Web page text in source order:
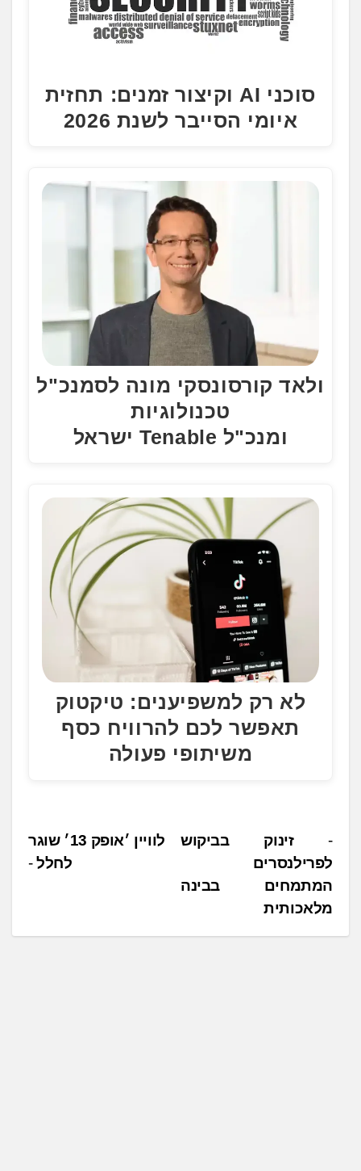
סוכני AI וקיצור זמנים: תחזית
איומי הסייבר לשנת 2026
ולאד קורסונסקי מונה לסמנכ"ל
טכנולוגיות
ומנכ"ל Tenable ישראל
לא רק למשפיענים: טיקטוק
תאפשר לכם להרוויח כסף
משיתופי פעולה
נ
י
ו
לוויין ׳אופק 13׳ שוגר
לחלל
זינוק בביקוש
לפרילנסרים
המתמחים בבינה
מלאכותית